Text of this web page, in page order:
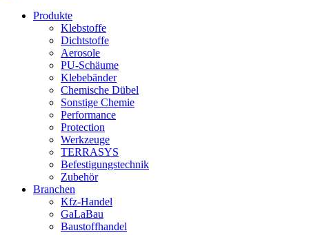
Produkte
Klebstoffe
Dichtstoffe
Aerosole
PU-Schäume
Klebebänder
Chemische Dübel
Sonstige Chemie
Performance
Protection
Werkzeuge
TERRASYS
Befestigungstechnik
Zubehör
Branchen
Kfz-Handel
GaLaBau
Baustoffhandel